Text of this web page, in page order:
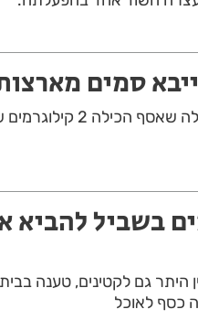
סמים
תושב בת ים בן 29, נעצר אחרי
בשביל להביא
היתר גם לקטינים, טענה
כסף לאוכל